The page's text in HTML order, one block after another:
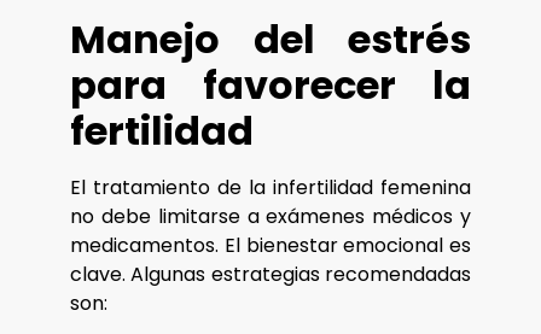
Manejo del estrés
para favorecer la
fertilidad
El tratamiento de la infertilidad femenina
no debe limitarse a exámenes médicos y
medicamentos. El bienestar emocional es
clave. Algunas estrategias recomendadas
son: